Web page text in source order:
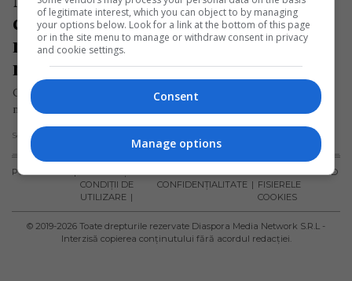
corpul unei românce a fost găsit în
mare. Timp de șase ani nimeni nu a
reușit să-i afle identitatea
Cadavrul unei femei este, la șase ani de la descoperire, încă
neidentificat în Spania. Trupul a fost găsit în Ibiza…
Scris de Daniela Stoica
PUBLICITATE
TERMENI ȘI
CONDIȚII DE
UTILIZARE
POLITICA DE
CONFIDENȚIALITATE
POLITICA PRIVIND
FISIERELE
COOKIES
© 2019-2026 Toate drepturile rezervate Diaspora Media Network S.R.L -
Interzisă copierea conținutului fără acordul redacției.
of legitimate interest, which you can object to by managing
your options below. Look for a link at the bottom of this page
or in the site menu to manage or withdraw consent in privacy
and cookie settings.
Consent
Manage options